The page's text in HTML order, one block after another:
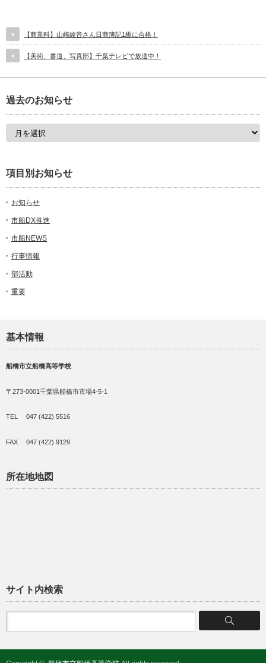
【商業科】山崎綾音さん日商簿記1級に合格！
【美術、書道、写真部】千葉テレビで放送中！
過去のお知らせ
項目別お知らせ
お知らせ
市船DX推進
市船NEWS
行事情報
部活動
重要
基本情報
船橋市立船橋高等学校
〒273-0001千葉県船橋市市場4-5-1
TEL 047 (422) 5516
FAX 047 (422) 9129
所在地地図
サイト内検索